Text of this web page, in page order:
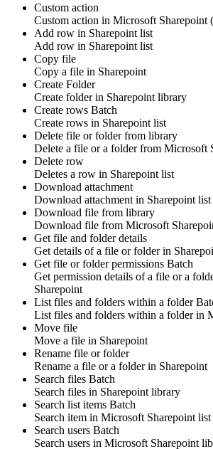
Custom action
Custom action in Microsoft Sharepoint
Add row in Sharepoint list
Add row in Sharepoint list
Copy file
Copy a file in Sharepoint
Create Folder
Create folderin Sharepoint library
Create rows Batch
Create rows in Sharepoint list
Delete file or folder from library
Delete a file or a folderfrom Microsoft
Delete row
Deletes a row in Sharepoint list
Download attachment
Download attachment in Sharepoint list
Download file from library
Download file from Microsoft
Get file and folder details
Get details of a file or folderin
Get file or folder permissions Batch
Get permission details of a file or a
Sharepoint
List files and folders within a folder
List files and folders within a folder in
Move file
Move a file in Sharepoint
Rename file or folder
Rename a file or a folderin Sharepoint
Search files Batch
Search files in Sharepoint library
Search list items Batch
Search item in Microsoft Sharepoint list
Search users Batch
Search users in Microsoft Sharepoint